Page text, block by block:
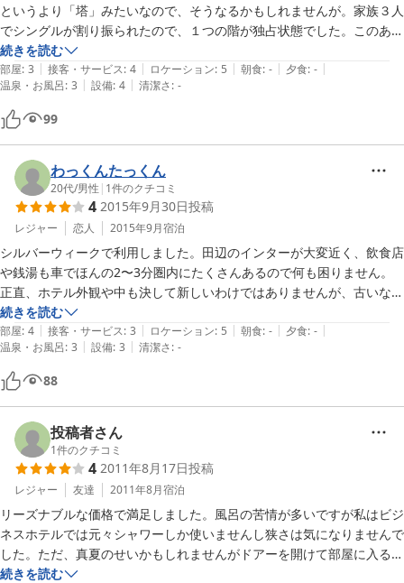
というより「塔」みたいなので、そうなるかもしれませんが。家族３人
でシングルが割り振られたので、１つの階が独占状態でした。このあた
りに宿泊するとなると、自動車を使う人が多いと思いますので、車で行
ける範囲内に飲食店やスーパー銭湯もありますので、寝るだけなら十分
でした。ただ、この立地でこの設備で３０００円台ならば総合評価が５
点かな、と思いますが・・・。
続きを読む
部屋: 3 | 接客・サービス: 4 | ロケーション: 5 | 朝食: - | 夕食: - |
温泉・お風呂: 3 | 設備: 4 | 清潔さ: -
99
わっくんたっくん
20代/男性 | 1件のクチコミ
4 2015年9月30日投稿
レジャー 恋人 2015年9月宿泊
シルバーウィークで利用しました。田辺のインターが大変近く、飲食店
や銭湯も車でほんの2〜3分圏内にたくさんあるので何も困りません。
正直、ホテル外観や中も決して新しいわけではありませんが、古いなり
にキレイにといった状態でザ・ビジネスホテルといったところでしょう
か。受付の方も新しく開通した高速の事とか、周辺の観光の事でとても
親切に教えて頂きました。泊まるだけという方なら、コスト的にも文句
なしだと思います。
続きを読む
部屋: 4 | 接客・サービス: 3 | ロケーション: 5 | 朝食: - | 夕食: - |
温泉・お風呂: 3 | 設備: 3 | 清潔さ: -
88
投稿者さん
1件のクチコミ
4 2011年8月17日投稿
レジャー 友達 2011年8月宿泊
リーズナブルな価格で満足しました。風呂の苦情が多いですが私はビジ
ネスホテルでは元々シャワーしか使いませんし狭さは気になりませんで
した。ただ、真夏のせいかもしれませんがドアーを開けて部屋に入るな
り少し臭いが気になりました。（汗の臭いかも）
続きを読む